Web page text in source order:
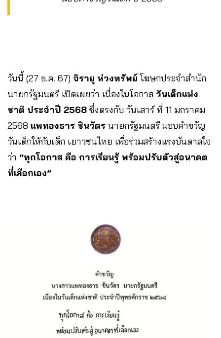
วันนี้ (27 ธ.ค. 67) จิรายุ ห่วงทรัพย์โฆษกประจำสำนัก
นายกรัฐมนตรี เปิดเผยว่า เนื่องในโอกาส วันเด็กแห่ง
ชาติ ประจำปี 2568 ซึ่งตรงกับ วันเสาร์ ที่ 11 มกราคม
2568 แพทองธาร ชินวัตร นายกรัฐมนตรี มอบคำขวัญ
วันเด็กให้กับเด็ก เยาวชนไทย เพื่อร่วมสร้างแรงบันดาลใจ
ว่า “ทุกโอกาส คือ การเรียนรู้ พร้อมปรับตัวสู่อนาคต
ที่เลือกเอง”